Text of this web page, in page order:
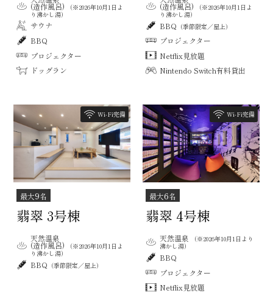
(造作風呂)
（※2026年10月1日よ
り沸かし湯）
サウナ
BBQ
プロジェクター
ドッグラン
(造作風呂)
（※2026年10月1日よ
り沸かし湯）
BBQ （季節限定／屋上）
プロジェクター
Netflix見放題
Nintendo Switch有料貸出
Wi-Fi完備
最大9名
翡翠 3号棟
天然温泉
(造作風呂)
（※2026年10月1日よ
り沸かし湯）
BBQ （季節限定／屋上）
Wi-Fi完備
最大6名
翡翠 4号棟
天然温泉
（※2026年10月1日より
沸かし湯）
BBQ
プロジェクター
Netflix見放題